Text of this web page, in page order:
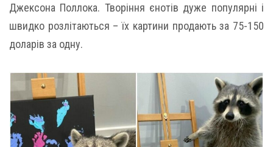
Джексона Поллока. Творіння єнотів дуже популярні і
швидко розлітаються – їх картини продають за 75-150
доларів за одну.